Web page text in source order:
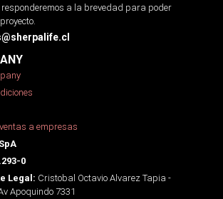
responderemos a la brevedad para poder
a empresas
0
Legal: Cristobal Octavio Alvarez Tapia -
Apoquindo 7331